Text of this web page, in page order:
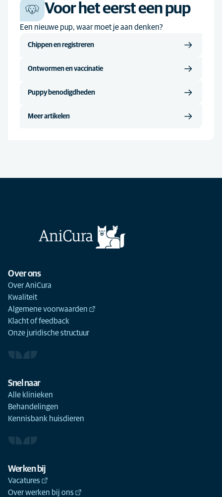
Voor het eerst een pup
Een nieuwe pup, waar moet je aan denken?
Chippen en registreren
Ontwormen en vaccinatie
Puppy benodigdheden
Meer artikelen
Over ons
Over AniCura
Kwaliteit
Algemene voorwaarden
Klacht of feedback
Onze juridische structuur
Snel naar
Alle klinieken
Behandelingen
Kennisbank huisdieren
Werken bij
Vacatures
Over werken bij ons